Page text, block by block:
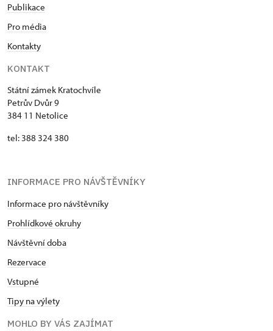
Publikace
Pro média
Kontakty
KONTAKT
Státní zámek Kratochvíle
Petrův Dvůr 9
384 11 Netolice
tel: 388 324 380
INFORMACE PRO NÁVŠTĚVNÍKY
Informace pro návštěvníky
Prohlídkové okruhy
Návštěvní doba
Rezervace
Vstupné
Tipy na výlety
MOHLO BY VÁS ZAJÍMAT